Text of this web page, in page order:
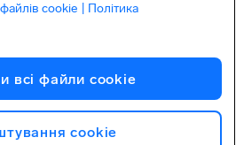
Файли cookie
cookie
| Політика
всі файли сookie
cookie